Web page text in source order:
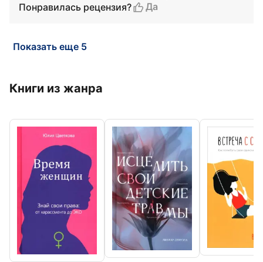
Понравилась рецензия?
Да
Показать еще 5
Книги из жанра